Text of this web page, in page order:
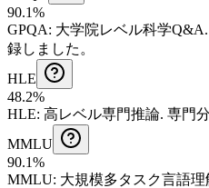
90.1%
GPQA: 大学院レベル科学Q&A.
録しました。
HLE
48.2%
HLE: 高レベル専門推論. 専門
MMLU
90.1%
MMLU: 大規模多タスク言語理